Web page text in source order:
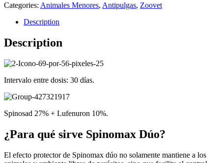
Categories: Animales Menores, Antipulgas, Zoovet
Description
Description
Intervalo entre dosis: 30 días.
Spinosad 27% + Lufenuron 10%.
¿Para qué sirve Spinomax Dúo?
El efecto protector de Spinomax dúo no solamente mantiene a los